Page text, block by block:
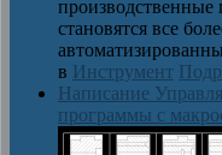
производственные
становятся все
в Инструмент
Написание
программы с